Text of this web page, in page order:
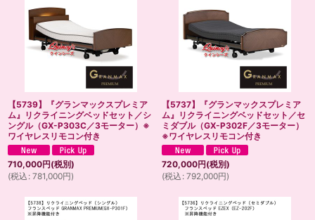
【5739】『グランマックスプレミア
ム』リクライニングベッドセット／シ
ングル（GX-P303C／3モーター）※
ワイヤレスリモコン付き
710,000円(税別)
(税込 : 781,000円)
【5737】『グランマックスプレミア
ム』リクライニングベッドセット／セ
ミダブル（GX-P302F／3モーター）
※ワイヤレスリモコン付き
720,000円(税別)
(税込 : 792,000円)